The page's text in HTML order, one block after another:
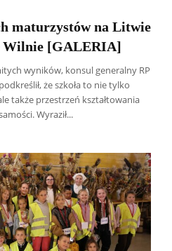
maturzystów na Litwie
Wilnie [GALERIA]
wyników, konsul generalny RP
że szkoła to nie tylko
także przestrzeń kształtowania
Wyraził...